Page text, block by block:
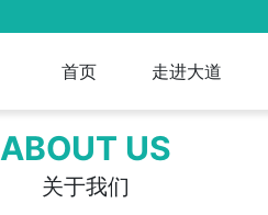
首页 走进大道
ABOUT US
关于我们